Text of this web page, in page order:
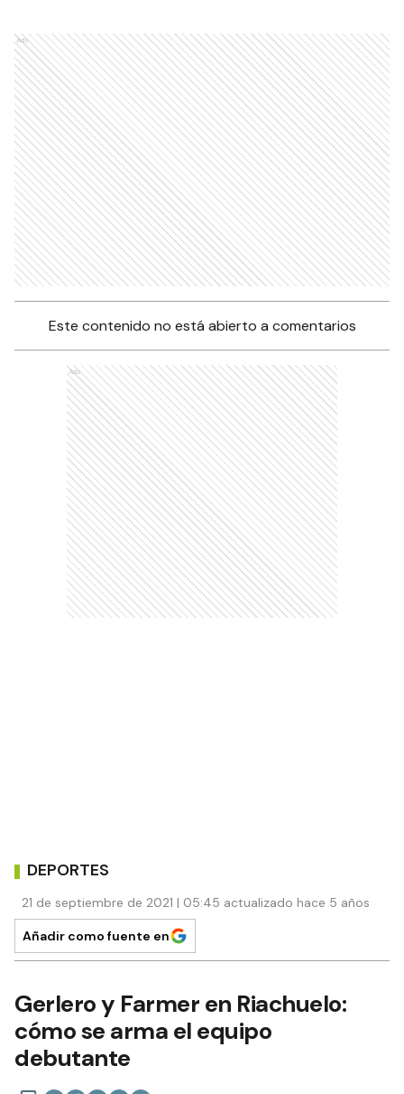
Ads
Este contenido no está abierto a comentarios
Ads
DEPORTES
21 de septiembre de 2021 | 05:45 actualizado hace 5 años
Añadir como fuente en
Gerlero y Farmer en Riachuelo:
cómo se arma el equipo
debutante